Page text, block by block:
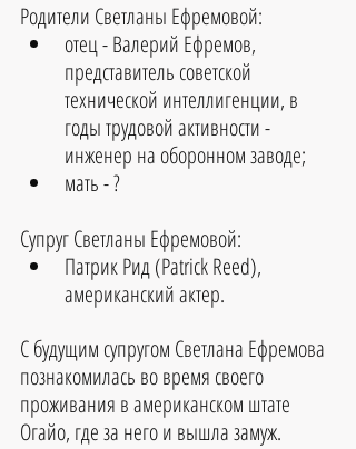
Родители Светланы Ефремовой:
отец - Валерий Ефремов,
представитель советской
технической интеллигенции, в
годы трудовой активности -
инженер на оборонном заводе;
мать - ?
Супруг Светланы Ефремовой:
Патрик Рид (Patrick Reed),
американский актер.
С будущим супругом Светлана Ефремова
познакомилась во время своего
проживания в американском штате
Огайо, где за него и вышла замуж.